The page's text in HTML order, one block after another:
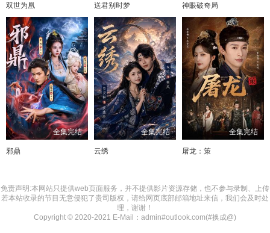
双世为凰 送君别时梦 神眼破奇局
全集完结
邪鼎
全集完结
云绣
全集完结
屠龙：策
免责声明:本网站只提供web页面服务，并不提供影片资源存储，也不参与录制、上传
若本站收录的节目无意侵犯了贵司版权，请给网页底部邮箱地址来信，我们会及时处
理，谢谢！
Copyright © 2020-2021 E-Mail：admin#outlook.com(#换成@)